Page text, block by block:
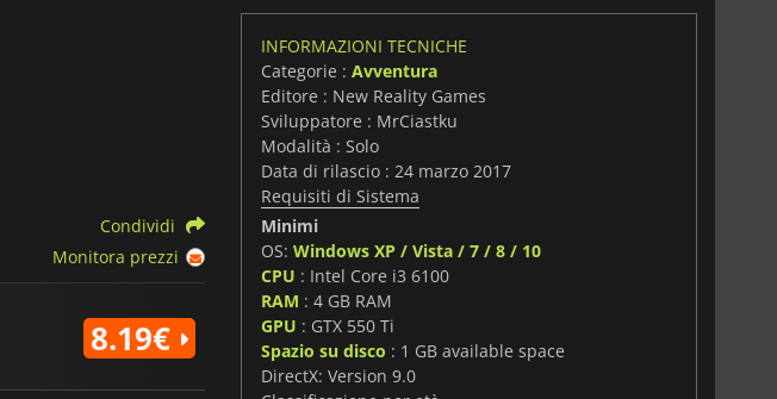
Condividi
Monitora prezzi
8.19€
INFORMAZIONI TECNICHE
Categorie : Avventura
Editore : New Reality Games
Sviluppatore : MrCiastku
Modalità : Solo
Data di rilascio : 24 marzo 2017
Requisiti di Sistema
Minimi
OS: Windows XP / Vista / 7 / 8 / 10
CPU : Intel Core i3 6100
RAM : 4 GB RAM
GPU : GTX 550 Ti
Spazio su disco : 1 GB available space
DirectX: Version 9.0